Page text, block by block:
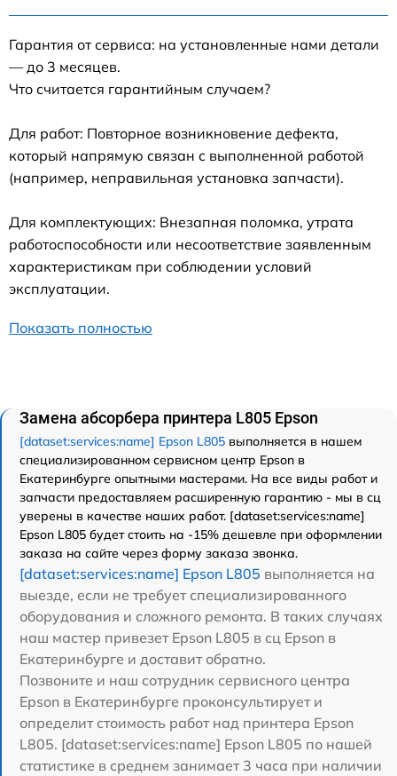
Гарантия от сервиса: на установленные нами детали
— до 3 месяцев.
Что считается гарантийным случаем?
Для работ: Повторное возникновение дефекта,
который напрямую связан с выполненной работой
(например, неправильная установка запчасти).
Для комплектующих: Внезапная поломка, утрата
работоспособности или несоответствие заявленным
характеристикам при соблюдении условий
эксплуатации.
Показать полностью
Замена абсорбера принтера L805 Epson
[dataset:services:name] Epson L805 выполняется в нашем
специализированном сервисном центр Epson в
Екатеринбурге опытными мастерами. На все виды работ и
запчасти предоставляем расширенную гарантию - мы в сц
уверены в качестве наших работ. [dataset:services:name]
Epson L805 будет стоить на -15% дешевле при оформлении
заказа на сайте через форму заказа звонка.
[dataset:services:name] Epson L805 выполняется на
выезде, если не требует специализированного
оборудования и сложного ремонта. В таких случаях
наш мастер привезет Epson L805 в сц Epson в
Екатеринбурге и доставит обратно.
Позвоните и наш сотрудник сервисного центра
Epson в Екатеринбурге проконсультирует и
определит стоимость работ над принтера Epson
L805. [dataset:services:name] Epson L805 по нашей
статистике в среднем занимает 3 часа при наличии